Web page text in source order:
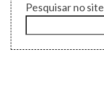
Pesquisar no site